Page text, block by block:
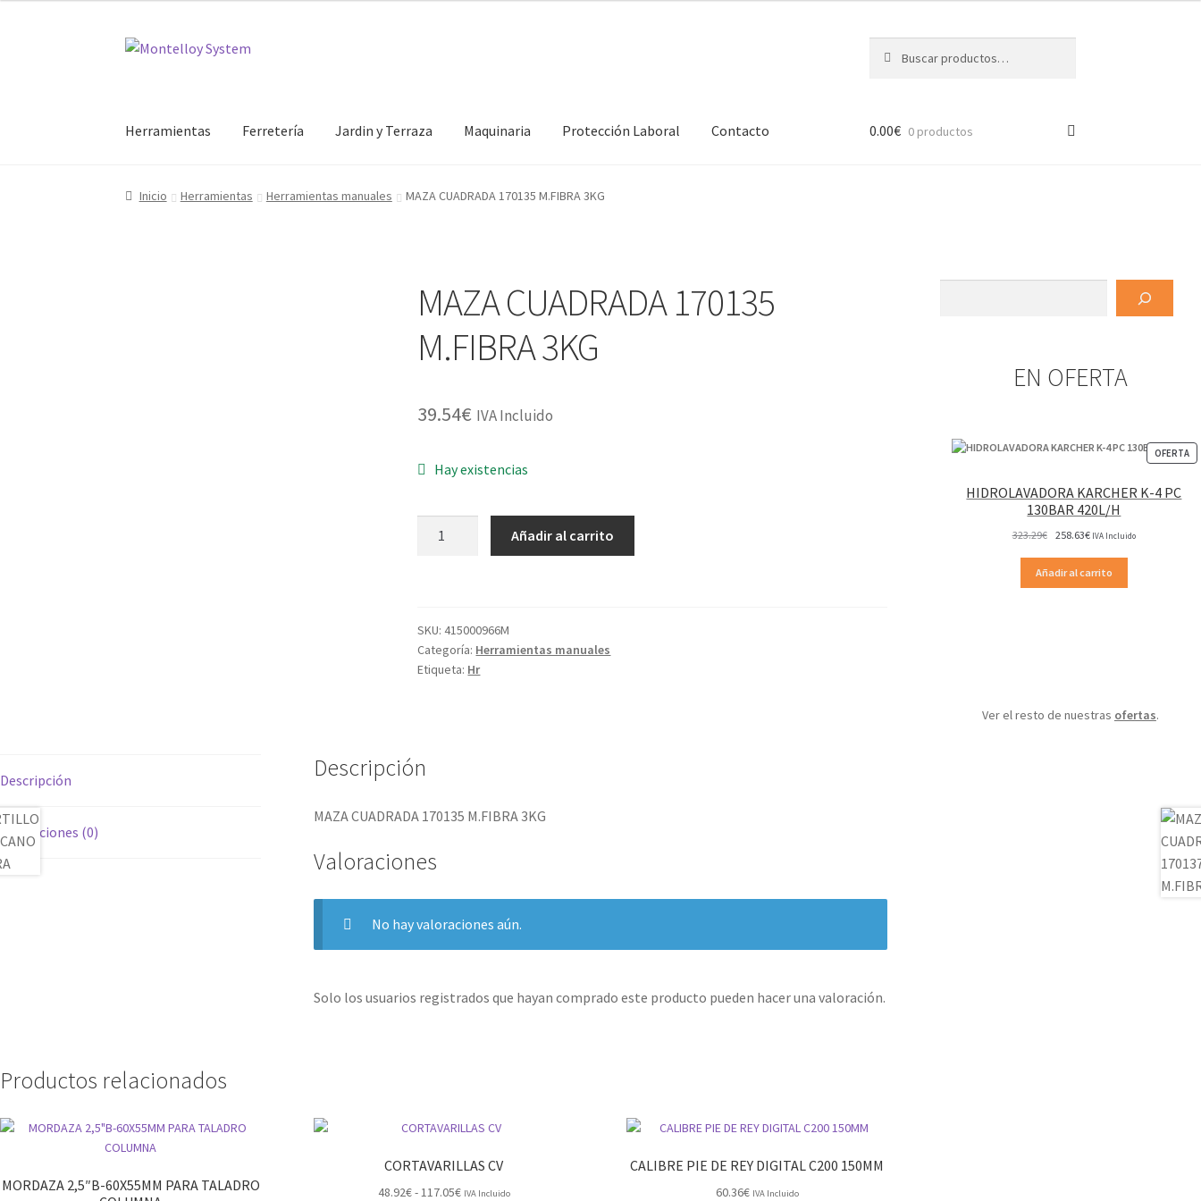
Ir
Ir
por:
Herramientas Ferretería Jardin y Terraza Maquinaria Protección Laboral Contacto 0.00€ 0 productos
Inicio Herramientas Herramientas manuales MAZA CUADRADA 170135 M.FIBRA 3KG
MAZA CUADRADA 170135
M.FIBRA 3KG
39.54€ IVA Incluido
Hay existencias
cantidad
Añadir al carrito
SKU:415000966M
Categoría: Herramientas manuales
Etiqueta: Hr
Descripción
Valoraciones (0)
Descripción
MAZA CUADRADA 170135 M.FIBRA 3KG
Valoraciones
No hay valoraciones aún.
Solo los usuarios registrados que hayan comprado este producto pueden hacer una valoración.
Productos relacionados
MORDAZA 2,5″B-60X55MM PARA TALADRO
CORTAVARILLAS CV
48.92€-117.05€Rango
IVA Incluido
CALIBRE PIE DE REY DIGITAL C200 150MM
60.36€ IVA Incluido
EN OFERTA
OFERTA
EN
HIDROLAVADORA KARCHER K-4 PC
130BAR 420L/H
323.29€ El
original
258.63€El
actual
IVA Incluido
Añadir al carrito
Ver el resto de nuestras ofertas.